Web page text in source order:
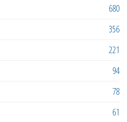
680
356
221
94
78
61